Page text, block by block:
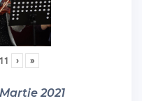
11 › »
2021